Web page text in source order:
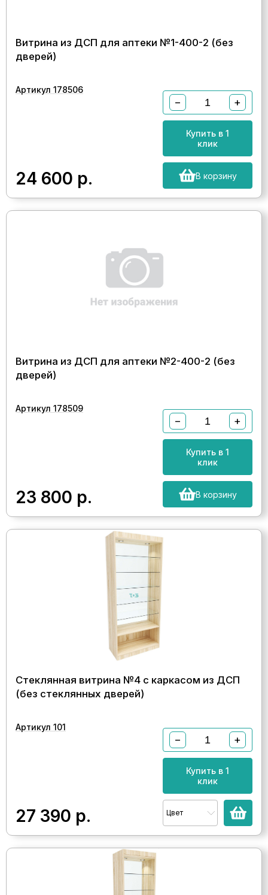
Витрина из ДСП для аптеки №1-400-2 (без
дверей)
Артикул 178506
24 600 р.
− +
Купить в 1
клик
В корзину
Витрина из ДСП для аптеки №2-400-2 (без
дверей)
Артикул 178509
23 800 р.
− +
Купить в 1
клик
В корзину
Стеклянная витрина №4 с каркасом из ДСП
(без стеклянных дверей)
Артикул 101
27 390 р.
− +
Купить в 1
клик
Цвет